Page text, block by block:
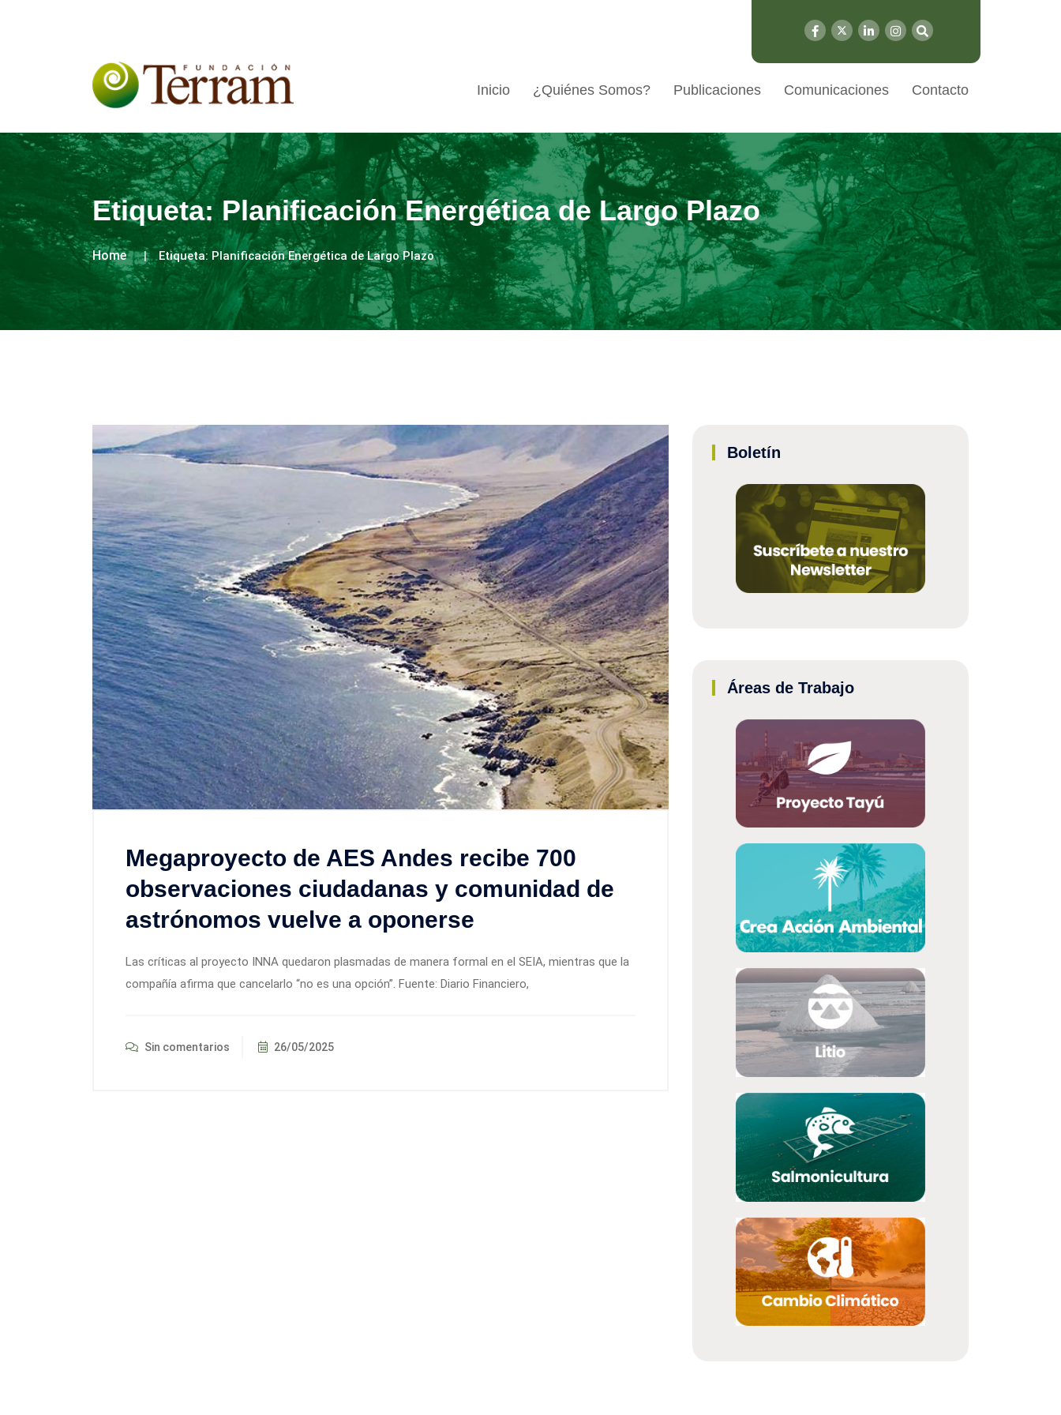
Inicio ¿Quiénes Somos? Publicaciones Comunicaciones Contacto
Etiqueta:Planificación Energética de Largo Plazo
Home Etiqueta:Planificación Energética de Largo Plazo
Megaproyecto de AES Andes recibe 700
observaciones ciudadanas y comunidad de
astrónomos vuelve a oponerse
Las críticas al proyecto INNA quedaron plasmadas de manera formal en el SEIA, mientras que la
compañía afirma que cancelarlo “no es una opción”. Fuente: Diario Financiero,
Sin comentarios 26/05/2025
Boletín
Áreas de Trabajo